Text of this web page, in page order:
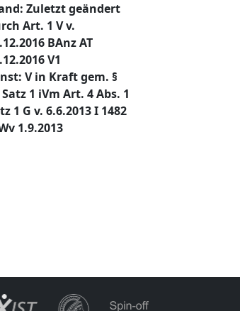
Zuletzt geändert
Art. 1 V v.
BAnz AT
V1
V in Kraft gem. §
Satz 1 iVm Art. 4 Abs. 1
1 G v. 6.6.2013 I 1482
1.9.2013